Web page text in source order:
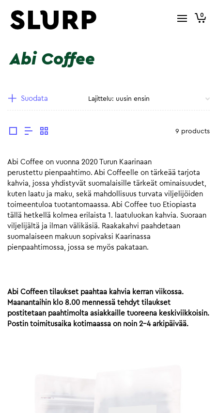
0
Abi Coffee
Suodata
9 products
Abi Coffee on vuonna 2020 Turun Kaarinaan
perustettu pienpaahtimo. Abi Coffeelle on tärkeää tarjota
kahvia, jossa yhdistyvät suomalaisille tärkeät ominaisuudet,
kuten laatu ja maku, sekä mahdollisuus turvata viljelijöiden
toimeentuloa tuotantomaassa. Abi Coffee tuo Etiopiasta
tällä hetkellä kolmea erilaista 1. laatuluokan kahvia. Suoraan
viljelijältä ja ilman välikäsiä. Raakakahvi paahdetaan
suomalaiseen makuun sopivaksi Kaarinassa
pienpaahtimossa, jossa se myös pakataan.
Abi Coffeen tilaukset paahtaa kahvia kerran viikossa.
Maanantaihin klo 8.00 mennessä tehdyt tilaukset
postitetaan paahtimolta asiakkaille tuoreena keskiviikkoisin.
Postin toimitusaika kotimaassa on noin 2-4 arkipäivää.